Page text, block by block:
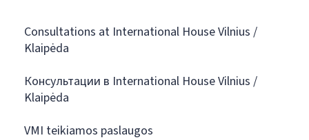
Consultations at International House Vilnius /
Klaipėda
Консультации в International House Vilnius /
Klaipėda
VMI teikiamos paslaugos